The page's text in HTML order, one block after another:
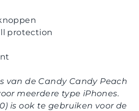
protection
van de Candy Candy Peach
meerdere type iPhones.
is ook te gebruiken voor de